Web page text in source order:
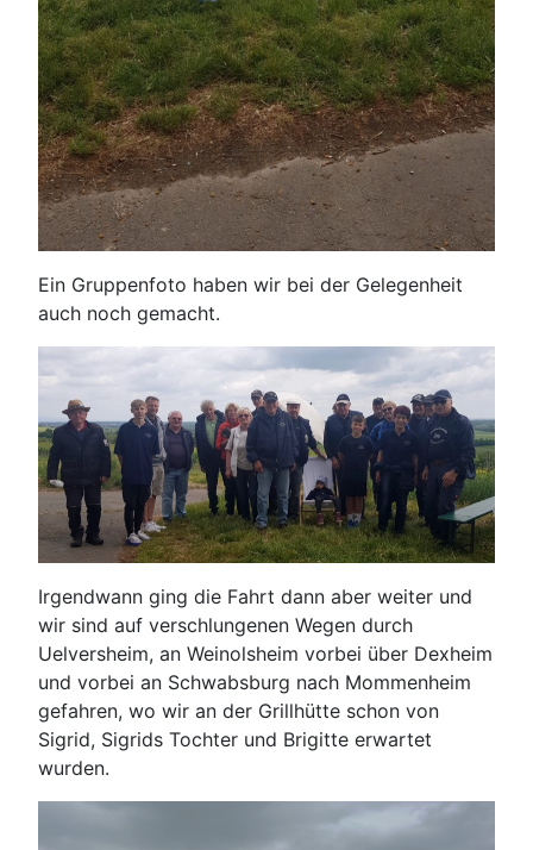
Ein Gruppenfoto haben wir bei der Gelegenheit
auch noch gemacht.
Irgendwann ging die Fahrt dann aber weiter und
wir sind auf verschlungenen Wegen durch
Uelversheim, an Weinolsheim vorbei über Dexheim
und vorbei an Schwabsburg nach Mommenheim
gefahren, wo wir an der Grillhütte schon von
Sigrid, Sigrids Tochter und Brigitte erwartet
wurden.